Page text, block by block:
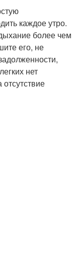
каждое утро.
более чем
его, не
нет